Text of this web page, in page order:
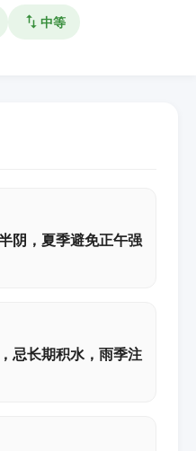
中等
阴，夏季避免正午强
忌长期积水，雨季注